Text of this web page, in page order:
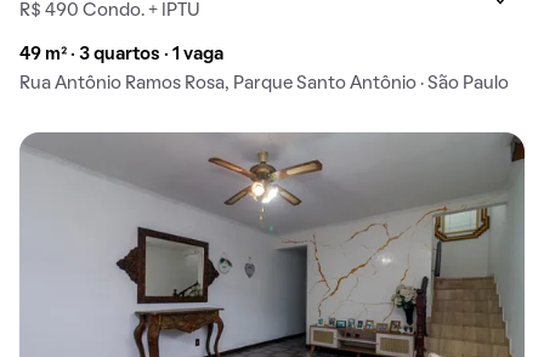
R$ 490 Condo. + IPTU
49 m² · 3 quartos · 1 vaga
Rua Antônio Ramos Rosa, Parque Santo Antônio · São Paulo